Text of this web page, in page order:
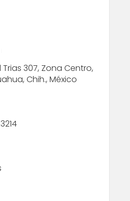
307, Zona Centro,
Chih., México